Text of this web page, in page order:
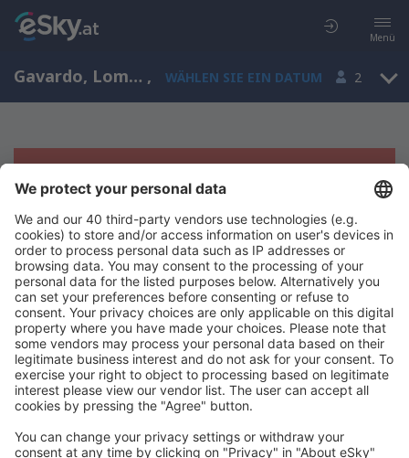
Menü
Gavardo, Lombardy, Italien , WÄHLEN SIE EIN DATUM 2
Es tut uns leid, wir können keine
Ergebnisse aufzeigen
Bitte starten Sie Ihre Suche erneut mit anderen Suchkriterien.
Copyright © eSky.at. Alle Rechte vorbehalten.